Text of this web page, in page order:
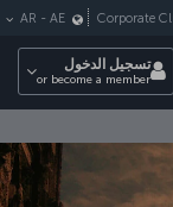
Corporate
AR - AE
تسجيل الدخول
or become a member